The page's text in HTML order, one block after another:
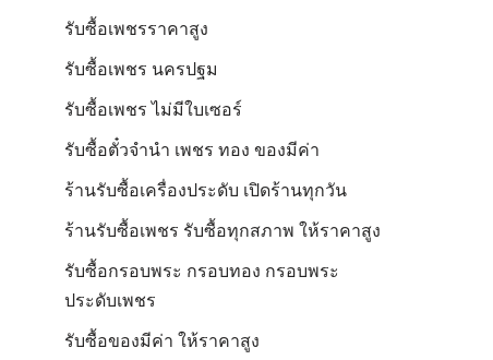
รับซื้อเพชรราคาสูง
รับซื้อเพชร นครปฐม
รับซื้อเพชร ไม่มีใบเซอร์
รับซื้อตั๋วจำนำ เพชร ทอง ของมีค่า
ร้านรับซื้อเครื่องประดับ เปิดร้านทุกวัน
ร้านรับซื้อเพชร รับซื้อทุกสภาพ ให้ราคาสูง
รับซื้อกรอบพระ กรอบทอง กรอบพระ
ประดับเพชร
รับซื้อของมีค่า ให้ราคาสูง